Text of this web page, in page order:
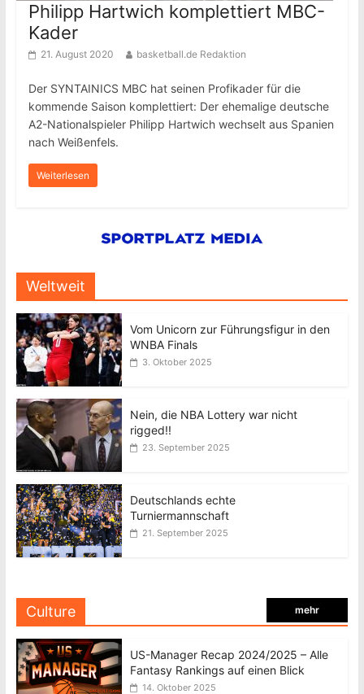
Philipp Hartwich komplettiert MBC-
Kader
21. August 2020 basketball.de Redaktion
Der SYNTAINICS MBC hat seinen Profikader für die
kommende Saison komplettiert: Der ehemalige deutsche
A2-Nationalspieler Philipp Hartwich wechselt aus Spanien
nach Weißenfels.
Weiterlesen
Weltweit
Vom Unicorn zur Führungsfigur in den
WNBA Finals
3. Oktober 2025
Nein, die NBA Lottery war nicht
rigged!!
23. September 2025
Deutschlands echte
Turniermannschaft
21. September 2025
Culture mehr
US-Manager Recap 2024/2025 – Alle
Fantasy Rankings auf einen Blick
14. Oktober 2025